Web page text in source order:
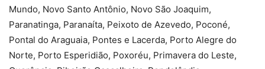
Mundo, Novo Santo Antônio, Novo São Joaquim,
Paranatinga, Paranaíta, Peixoto de Azevedo, Poconé,
Pontal do Araguaia, Pontes e Lacerda, Porto Alegre do
Norte, Porto Esperidião, Poxoréu, Primavera do Leste,